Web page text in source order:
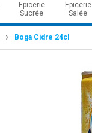
Epicerie
Sucrée
Epicerie
Salée
Boga Cidre 24cl